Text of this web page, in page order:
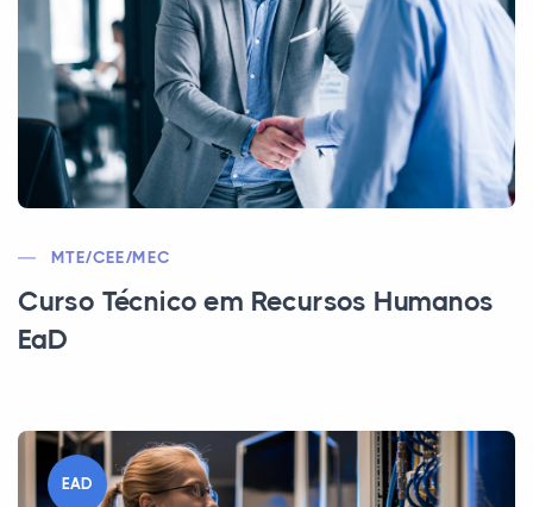
MTE/CEE/MEC
Curso Técnico em Recursos Humanos
EaD
EAD